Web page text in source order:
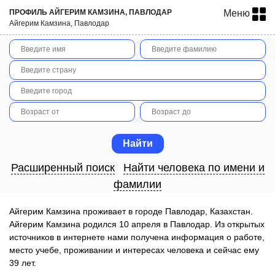
ПРОФИЛЬ АЙГЕРИМ КАМЗИНА, ПАВЛОДАР
Айгерим Камзина, Павлодар
Меню
Расширенный поиск
Найти человека по имени и
фамилии
Айгерим Камзина проживает в городе Павлодар, Казахстан.
Айгерим Камзина родился 10 апреля в Павлодар. Из открытых
источников в интернете нами получена информация о работе,
место учебе, проживании и интересах человека и сейчас ему
39 лет.